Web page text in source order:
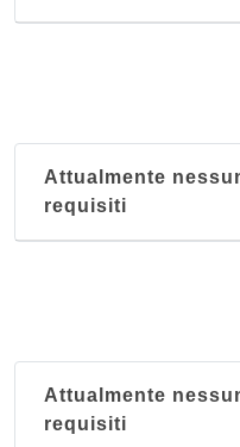
Attualmente
requisiti
Attualmente
requisiti